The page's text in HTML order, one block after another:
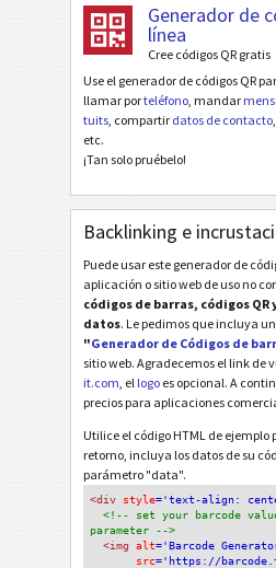
Generador de
línea
Cree códigos QR gratis
Use el generador de códigos QR
llamar porteléfono , mandar
tuits , compartir datos de contacto
etc.
¡Tan solo pruébelo!
Backlinking e
Puede usar este generador de
aplicación o sitio web de uso no
códigos de barras, códigos QR
datos. Le pedimos que incluya
"Generador de Códigos de
sitio web. Agradecemos el link de
it.com , el logo es opcional. A
precios para aplicaciones
Utilice el código HTML de ejemplo
retorno, incluya los datos de su
parámetro "data".
<div style='text-align:
<!-- set your barcode
parameter -->
<img alt='Barcode
src='https://